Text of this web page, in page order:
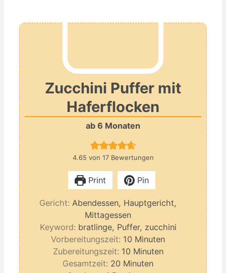
Zucchini Puffer mit
Haferflocken
ab 6 Monaten
4.65 von 17Bewertungen
Print Pin
Gericht: Abendessen, Hauptgericht,
Mittagessen
Keyword: bratlinge, Puffer, zucchini
Vorbereitungszeit: 10 Minuten
Minuten
Zubereitungszeit: 10Minuten
Minuten
Gesamtzeit: 20 Minuten
Minuten